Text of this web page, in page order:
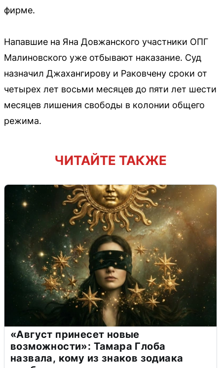
фирме.
Напавшие на Яна Довжанского участники ОПГ
Малиновского уже отбывают наказание. Суд
назначил Джахангирову и Раковчену сроки от
четырех лет восьми месяцев до пяти лет шести
месяцев лишения свободы в колонии общего
режима.
ЧИТАЙТЕ ТАКЖЕ
«Август принесет новые
возможности»: Тамара Глоба
назвала, кому из знаков зодиака